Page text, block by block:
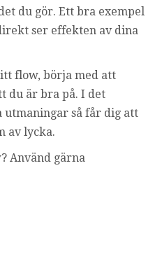
du gör. Ett bra exempel
ser effekten av dina
flow, börja med att
du är bra på. I det
så får dig att
av lycka.
Använd gärna